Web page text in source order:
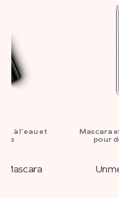
à l'eau et
Mascara
Mascara
pour